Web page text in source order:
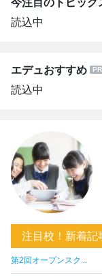
読込中
エデュおすすめ
読込中
注目校！新着記
第2回オープンスク...